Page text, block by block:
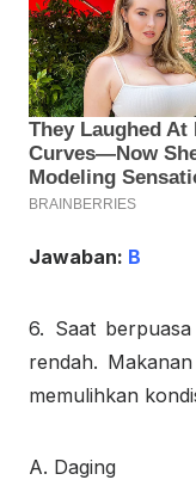
Jawaban: B
6. Saat
rendah.
memulihkan
A. Daging